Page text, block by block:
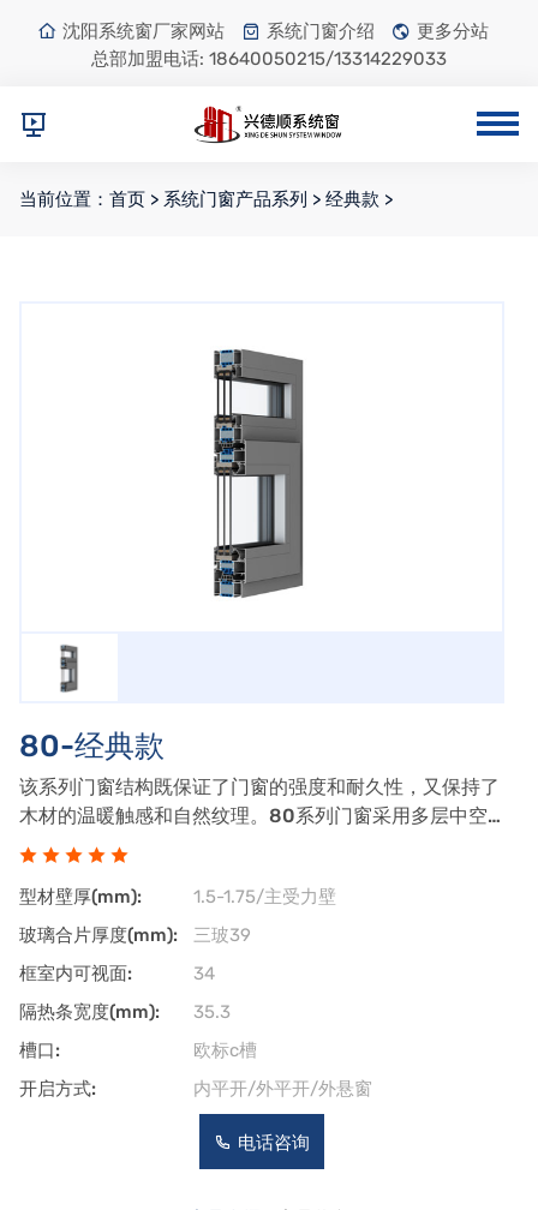
沈阳系统窗厂家网站 系统门窗介绍
更多分站
总部加盟电话: 18640050215/13314229033
当前位置： 首页 > 系统门窗产品系列 > 经典款 >
80-经典款
该系列门窗结构既保证了门窗的强度和耐久性，又保持了
木材的温暖触感和自然纹理。80系列门窗采用多层中空
玻璃和高效隔热条，能够有效降低热量的传递，提高建筑
系列门窗能够显著减少外界噪音的干扰，提供
型材壁厚(mm):
1.5-1.75/主受力壁
玻璃合片厚度(mm):
三玻39
框室内可视面:
34
隔热条宽度(mm):
35.3
槽口:
欧标c槽
开启方式:
内平开/外平开/外悬窗
电话咨询